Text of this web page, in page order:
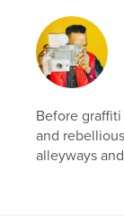
Couverture
Date de
Langue
photography
hip-hop
Before
and
alleyways